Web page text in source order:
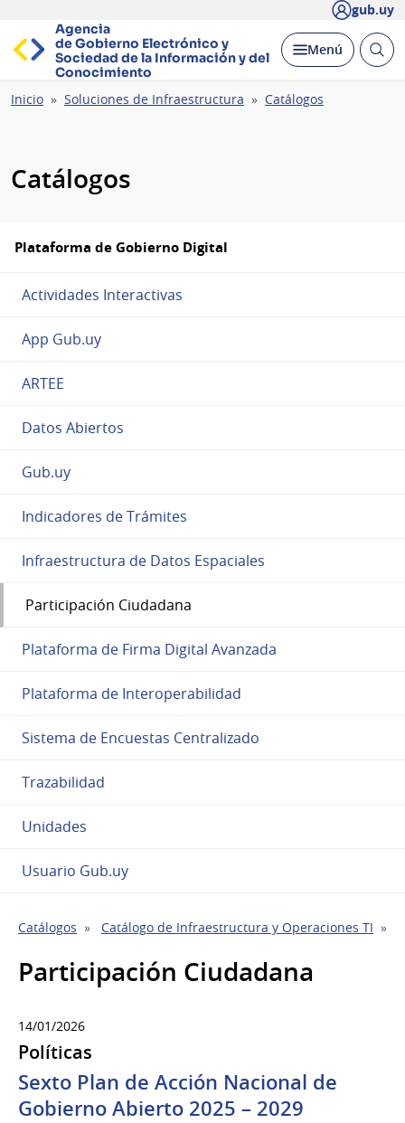
gub.uy
Agencia
de Gobierno Electrónico y
Sociedad de la Información y del
Conocimiento
Desplegar
Menú Abrir
Ruta
Inicio Soluciones de Infraestructura Catálogos
Catálogos
Plataforma de Gobierno Digital
Actividades Interactivas
App Gub.uy
ARTEE
Datos Abiertos
Gub.uy
Indicadores de Trámites
Infraestructura de Datos Espaciales
Participación Ciudadana
Plataforma de Firma Digital Avanzada
Plataforma de Interoperabilidad
Sistema de Encuestas Centralizado
Trazabilidad
Unidades
Usuario Gub.uy
Catálogos Catálogo de Infraestructura y Operaciones TI
Participación Ciudadana
14/01/2026
Políticas
Sexto Plan de Acción Nacional de
Gobierno Abierto 2025 – 2029